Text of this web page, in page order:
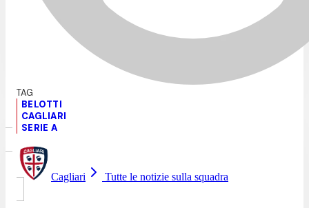
BELOTTI
CAGLIARI
SERIE A
Cagliari Tutte le notizie sulla squadra